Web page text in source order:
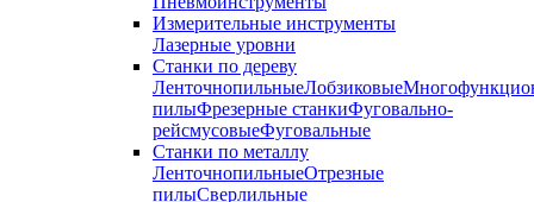
Измерительные инструменты
Лазерные уровни
Станки по дереву
ЛенточнопильныеЛобзиковые
пилыФрезерные станкиФуговально-
рейсмусовыеФуговальные
Станки по металлу
ЛенточнопильныеОтрезные
пилыСверлильные